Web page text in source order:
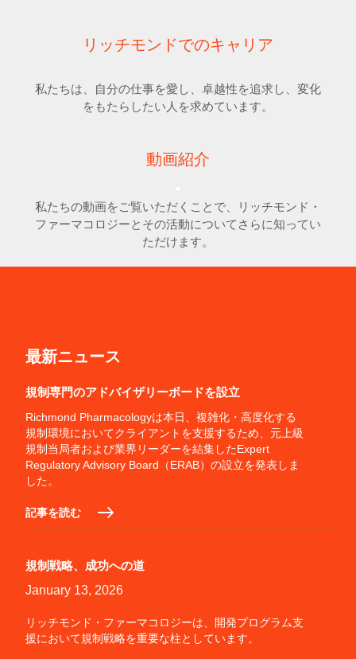
リッチモンドでのキャリア
私たちは、自分の仕事を愛し、卓越性を追求し、変化
をもたらしたい人を求めています。
動画紹介
私たちの動画をご覧いただくことで、リッチモンド・
ファーマコロジーとその活動についてさらに知ってい
ただけます。
最新ニュース
規制専門のアドバイザリーボードを設立
Richmond Pharmacologyは本日、複雑化・高度化する
規制環境においてクライアントを支援するため、元上級
規制当局者および業界リーダーを結集したExpert
Regulatory Advisory Board（ERAB）の設立を発表しま
した。
記事を読む
規制戦略、成功への道
January 13, 2026
リッチモンド・ファーマコロジーは、開発プログラム支
援において規制戦略を重要な柱としています。